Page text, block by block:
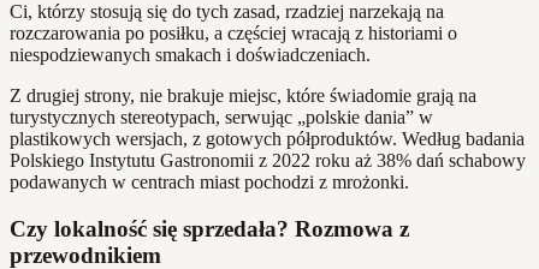
Ci, którzy stosują się do tych zasad, rzadziej narzekają na
rozczarowania po posiłku, a częściej wracają z historiami o
niespodziewanych smakach i doświadczeniach.
Z drugiej strony, nie brakuje miejsc, które świadomie grają na
turystycznych stereotypach, serwując „polskie dania” w
plastikowych wersjach, z gotowych półproduktów. Według badania
Polskiego Instytutu Gastronomii z 2022 roku aż 38% dań schabowy
podawanych w centrach miast pochodzi z mrożonki.
Czy lokalność się sprzedała? Rozmowa z
przewodnikiem